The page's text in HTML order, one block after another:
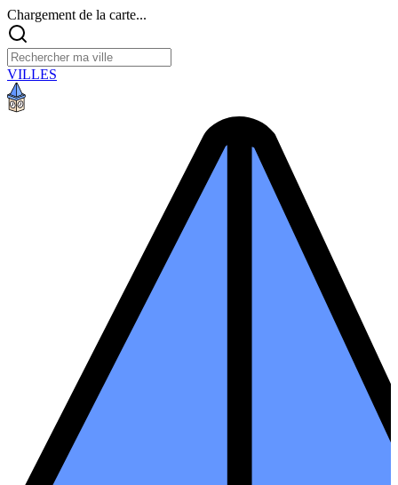
Chargement de la carte...
VILLES